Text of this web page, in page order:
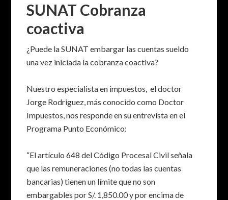
SUNAT Cobranza
coactiva
¿Puede la SUNAT embargar las cuentas sueldo
una vez iniciada la cobranza coactiva?
Nuestro especialista en impuestos, el doctor
Jorge Rodriguez, más conocido como Doctor
Impuestos, nos responde en su entrevista en el
Programa Punto Económico:
“El artículo 648 del Código Procesal Civil señala
que las remuneraciones (no todas las cuentas
bancarias) tienen un límite que no son
embargables por S/. 1,850.00 y por encima de